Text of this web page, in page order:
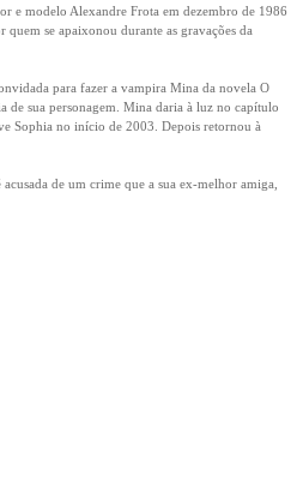
e modelo Alexandre Frota em dezembro de 1986
se apaixonou durante as gravações da
para fazer a vampira Mina da novela O
de sua personagem. Mina daria à luz no capítulo
Sophia no início de 2003. Depois retornou à
de um crime que a sua ex-melhor amiga,